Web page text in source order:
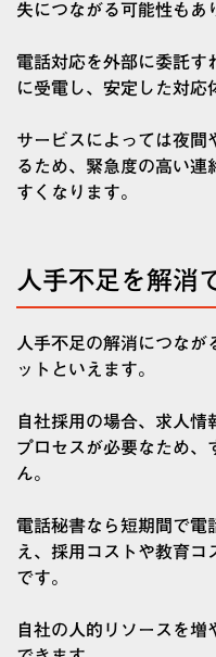
失につながる可能性もあ
電話対応を外部に委託す
に受電し、安定した対応
サービスによっては夜間
るため、緊急度の高い連
すくなります。
人手不足を解消
人手不足の解消につなが
ットといえます。
自社採用の場合、求人情
プロセスが必要なため、
ん。
電話秘書なら短期間で電
え、採用コストや教育コ
です。
自社の人的リソースを